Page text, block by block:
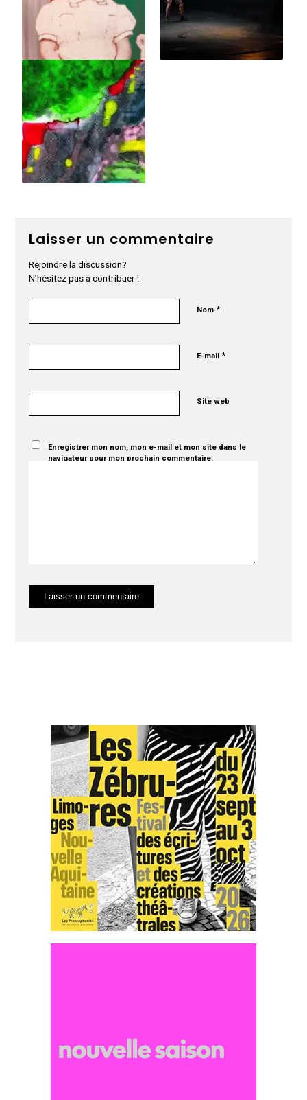
Laisser un commentaire
Rejoindre la discussion?
N’hésitez pas à contribuer !
Nom*
E-mail*
Site web
Enregistrer mon nom, mon e-mail et mon site dans le
navigateur pour mon prochain commentaire.